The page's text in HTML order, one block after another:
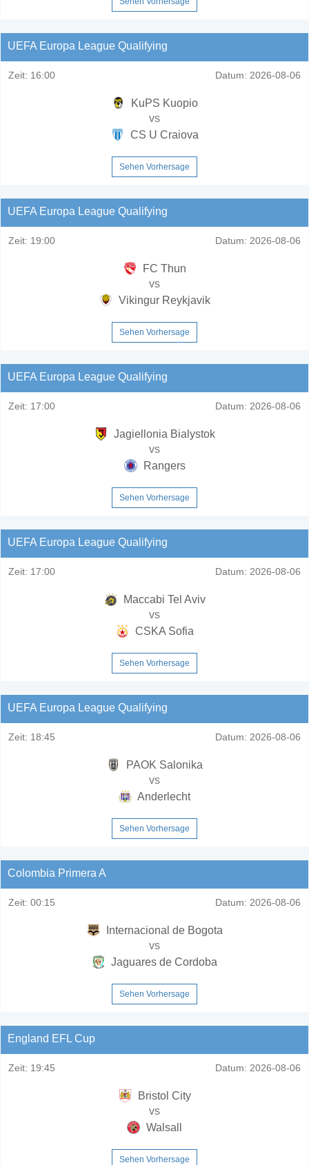
UEFA Europa League Qualifying
Zeit: 16:00 Datum: 2026-08-06
KuPS Kuopio
vs
CS U Craiova
Sehen Vorhersage
UEFA Europa League Qualifying
Zeit: 19:00 Datum: 2026-08-06
FC Thun
vs
Vikingur Reykjavik
Sehen Vorhersage
UEFA Europa League Qualifying
Zeit: 17:00 Datum: 2026-08-06
Jagiellonia Bialystok
vs
Rangers
Sehen Vorhersage
UEFA Europa League Qualifying
Zeit: 17:00 Datum: 2026-08-06
Maccabi Tel Aviv
vs
CSKA Sofia
Sehen Vorhersage
UEFA Europa League Qualifying
Zeit: 18:45 Datum: 2026-08-06
PAOK Salonika
vs
Anderlecht
Sehen Vorhersage
Colombia Primera A
Zeit: 00:15 Datum: 2026-08-06
Internacional de Bogota
vs
Jaguares de Cordoba
Sehen Vorhersage
England EFL Cup
Zeit: 19:45 Datum: 2026-08-06
Bristol City
vs
Walsall
Sehen Vorhersage